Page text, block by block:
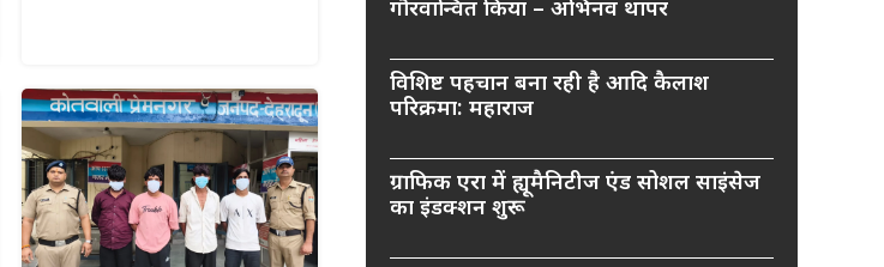
गौरवान्वित किया – अभिनव थापर
विशिष्ट पहचान बना रही है आदि कैलाश
परिक्रमा: महाराज
ग्राफिक एरा में ह्यूमैनिटीज एंड सोशल साइंसेज
का इंडक्शन शुरू